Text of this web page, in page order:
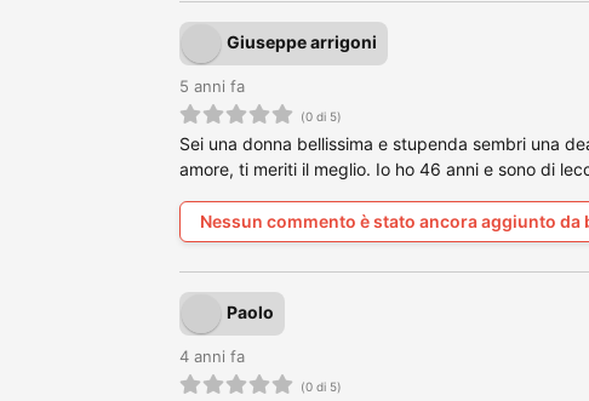
Giuseppe arrigoni
5 anni fa
(0 di 5)
Sei una donna bellissima e stupenda sembri una
amore, ti meriti il meglio. Io ho 46 anni e sono di
Nessun commento è stato ancora aggiunto da
Paolo
4 anni fa
(0 di 5)